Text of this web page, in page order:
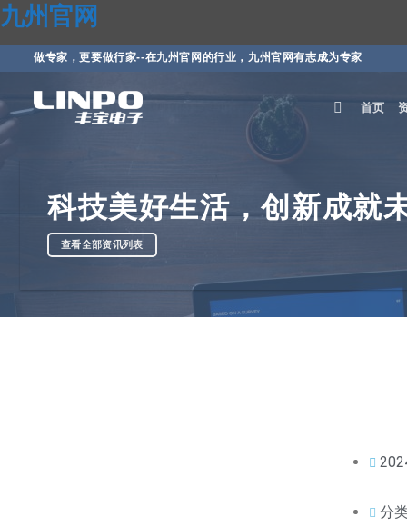
九州官网
做专家，更要做行家--在九州官网的行业，九州官网有志成为专家
首页
科技美好生活，创新成就
查看全部资讯列表
分